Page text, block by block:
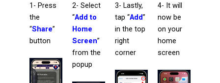
1- Press
the
“Share”
button
2- Select
“Add to
Home
Screen”
from the
popup
3- Lastly,
tap “Add”
in the top
right
corner
4- It will
now be
on your
home
screen